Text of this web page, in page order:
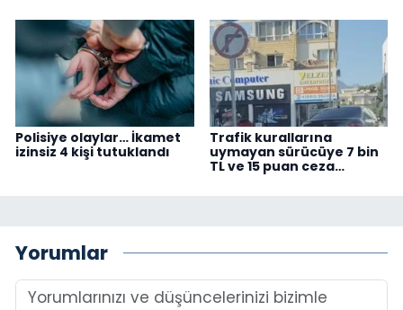
Polisiye olaylar… İkamet
izinsiz 4 kişi tutuklandı
Trafik kurallarına
uymayan sürücüye 7 bin
TL ve 15 puan ceza…
Yorumlar